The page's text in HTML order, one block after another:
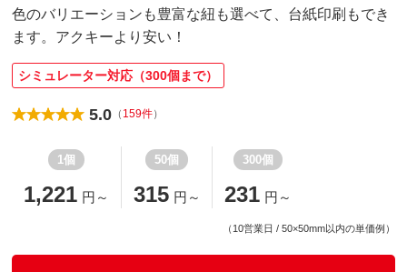
色のバリエーションも豊富な紐も選べて、台紙印刷もでき
ます。アクキーより安い！
シミュレーター対応（300個まで）
5.0 （ 159件）
1個
1,221 円～
50個
315 円～
300個
231 円～
（10営業日 / 50×50mm以内の単価例）